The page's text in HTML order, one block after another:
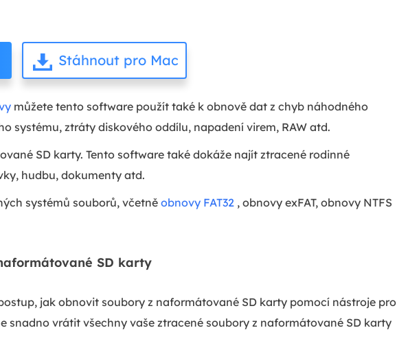
Stáhnout pro Mac
můžete tento software použít také k obnově dat z chyb náhodného
systému, ztráty diskového oddílu, napadení virem, RAW atd.
SD karty. Tento software také dokáže najít ztracené rodinné
hudbu, dokumenty atd.
systémů souborů, včetněobnovy FAT32 , obnovy exFAT, obnovy NTFS
SD karty
jak obnovit soubory z naformátované SD karty pomocí nástroje pro
snadno vrátit všechny vaše ztracené soubory z naformátované SD karty